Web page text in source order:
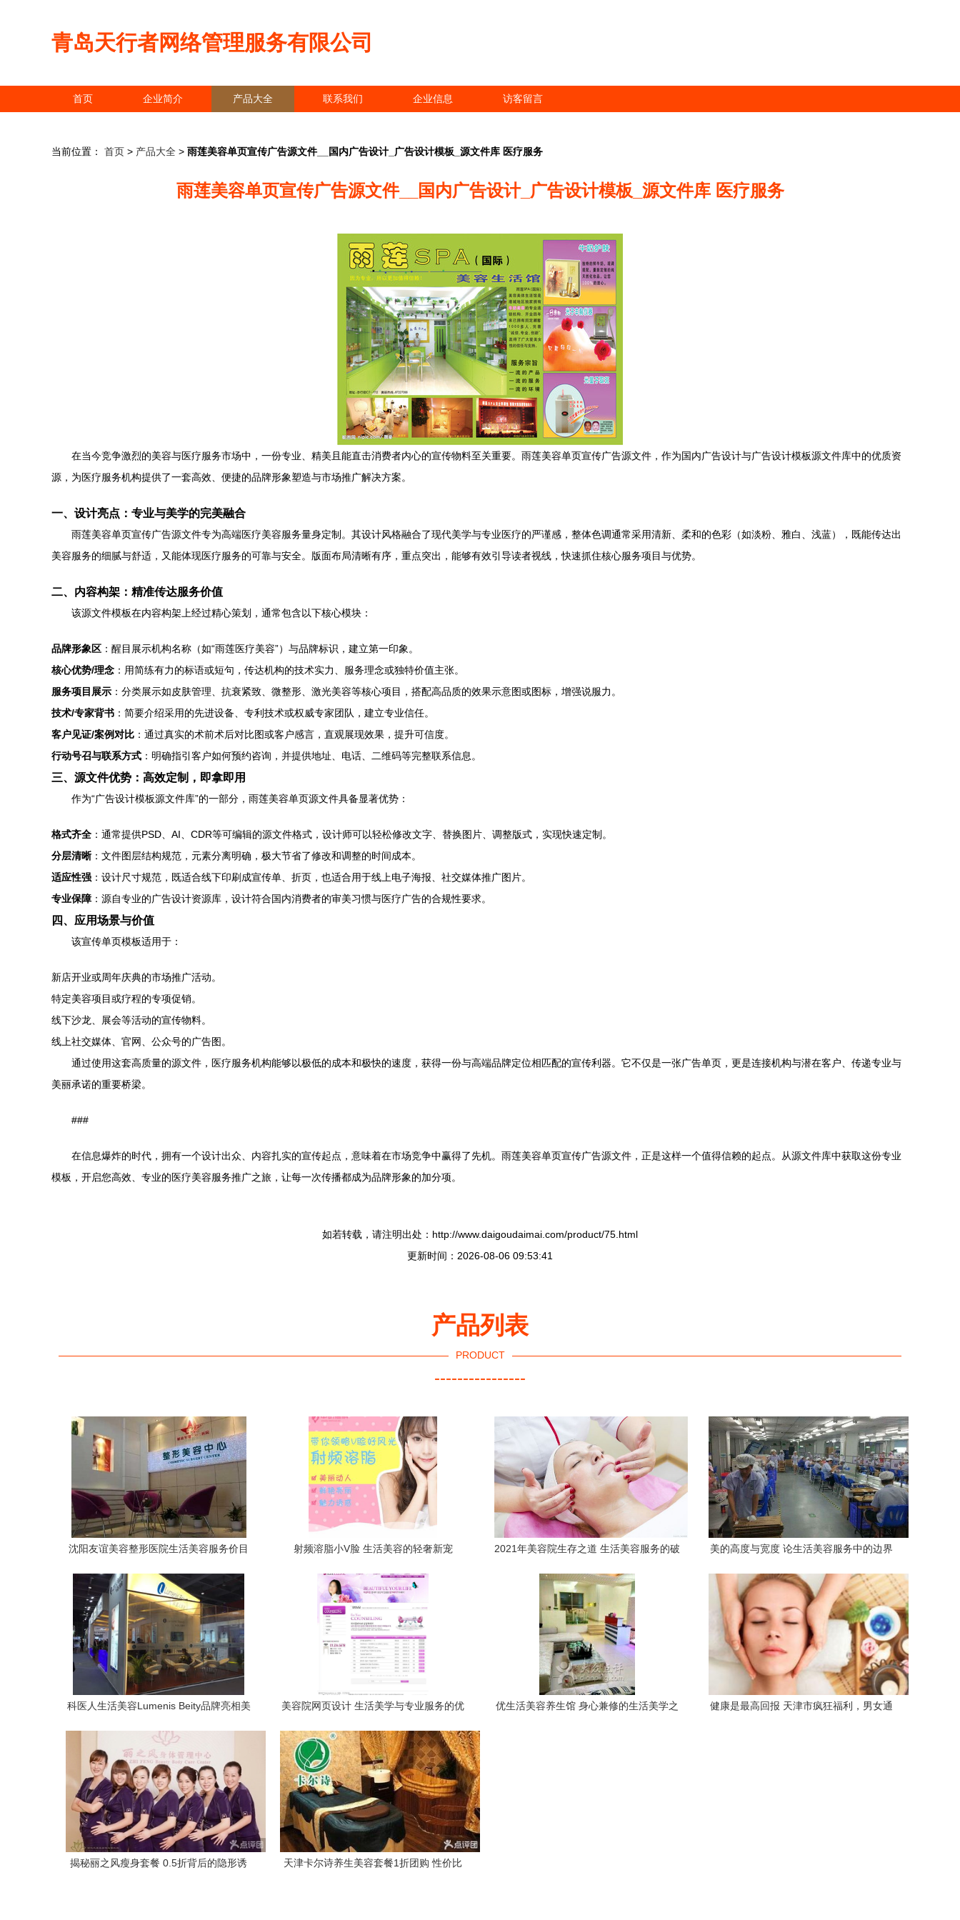
青岛天行者网络管理服务有限公司
首页 企业简介 产品大全 联系我们 企业信息 访客留言
当前位置： 首页 > 产品大全 > 雨莲美容单页宣传广告源文件__国内广告设计_广告设计模板_源文件库 医疗服务
雨莲美容单页宣传广告源文件__国内广告设计_广告设计模板_源文件库 医疗服务
在当今竞争激烈的美容与医疗服务市场中，一份专业、精美且能直击消费者内心的宣传物料至关重要。雨莲美容单页宣传广告源文件，作为国内广告设计与广告设计模板源文件库中的优质资
源，为医疗服务机构提供了一套高效、便捷的品牌形象塑造与市场推广解决方案。
一、设计亮点：专业与美学的完美融合
雨莲美容单页宣传广告源文件专为高端医疗美容服务量身定制。其设计风格融合了现代美学与专业医疗的严谨感，整体色调通常采用清新、柔和的色彩（如淡粉、雅白、浅蓝），既能传达出
美容服务的细腻与舒适，又能体现医疗服务的可靠与安全。版面布局清晰有序，重点突出，能够有效引导读者视线，快速抓住核心服务项目与优势。
二、内容构架：精准传达服务价值
该源文件模板在内容构架上经过精心策划，通常包含以下核心模块：
品牌形象区 ：醒目展示机构名称（如“雨莲医疗美容”）与品牌标识，建立第一印象。
核心优势/理念 ：用简练有力的标语或短句，传达机构的技术实力、服务理念或独特价值主张。
服务项目展示 ：分类展示如皮肤管理、抗衰紧致、微整形、激光美容等核心项目，搭配高品质的效果示意图或图标，增强说服力。
技术/专家背书 ：简要介绍采用的先进设备、专利技术或权威专家团队，建立专业信任。
客户见证/案例对比 ：通过真实的术前术后对比图或客户感言，直观展现效果，提升可信度。
行动号召与联系方式 ：明确指引客户如何预约咨询，并提供地址、电话、二维码等完整联系信息。
三、源文件优势：高效定制，即拿即用
作为“广告设计模板源文件库”的一部分，雨莲美容单页源文件具备显著优势：
格式齐全 ：通常提供PSD、AI、CDR等可编辑的源文件格式，设计师可以轻松修改文字、替换图片、调整版式，实现快速定制。
分层清晰：文件图层结构规范，元素分离明确，极大节省了修改和调整的时间成本。
适应性强 ：设计尺寸规范，既适合线下印刷成宣传单、折页，也适合用于线上电子海报、社交媒体推广图片。
专业保障 ：源自专业的广告设计资源库，设计符合国内消费者的审美习惯与医疗广告的合规性要求。
四、应用场景与价值
该宣传单页模板适用于：
新店开业或周年庆典的市场推广活动。
特定美容项目或疗程的专项促销。
线下沙龙、展会等活动的宣传物料。
线上社交媒体、官网、公众号的广告图。
通过使用这套高质量的源文件，医疗服务机构能够以极低的成本和极快的速度，获得一份与高端品牌定位相匹配的宣传利器。它不仅是一张广告单页，更是连接机构与潜在客户、传递专业与
美丽承诺的重要桥梁。
###
在信息爆炸的时代，拥有一个设计出众、内容扎实的宣传起点，意味着在市场竞争中赢得了先机。雨莲美容单页宣传广告源文件，正是这样一个值得信赖的起点。从源文件库中获取这份专业
模板，开启您高效、专业的医疗美容服务推广之旅，让每一次传播都成为品牌形象的加分项。
如若转载，请注明出处：http://www.daigoudaimai.com/product/75.html
更新时间：2026-08-06 09:53:41
产品列表
PRODUCT
----------------
沈阳友谊美容整形医院生活美容服务价目
射频溶脂小V脸 生活美容的轻奢新宠
2021年美容院生存之道 生活美容服务的破
美的高度与宽度 论生活美容服务中的边界
科医人生活美容Lumenis Beity品牌亮相美
美容院网页设计 生活美学与专业服务的优
优生活美容养生馆 身心兼修的生活美学之
健康是最高回报 天津市疯狂福利，男女通
揭秘丽之风瘦身套餐 0.5折背后的隐形诱
天津卡尔诗养生美容套餐1折团购 性价比